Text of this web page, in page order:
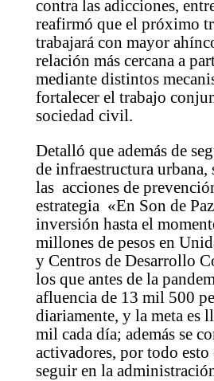
contra las adicciones,
reafirmó que el próximo
trabajará con mayor
relación más cercana a
mediante distintos
fortalecer el trabajo
sociedad civil.
Detalló que además de
de infraestructura urbana,
las acciones de
estrategia «En Son de
inversión hasta el
millones de pesos en
y Centros de Desarrollo
los que antes de la
afluencia de 13 mil 500
diariamente, y la meta es
mil cada día; además se
activadores, por todo esto
seguir en la